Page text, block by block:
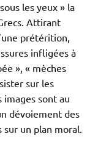
les yeux » la
Attirant
prétérition,
infligées à
», « mèches
sur les
sont au
dévoiement des
un plan moral.